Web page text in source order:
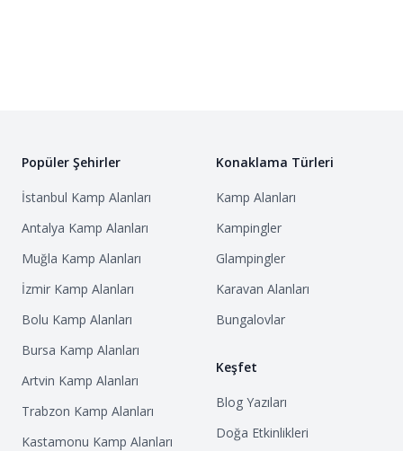
Popüler Şehirler
İstanbul Kamp Alanları
Antalya Kamp Alanları
Muğla Kamp Alanları
İzmir Kamp Alanları
Bolu Kamp Alanları
Bursa Kamp Alanları
Artvin Kamp Alanları
Trabzon Kamp Alanları
Kastamonu Kamp Alanları
Konaklama Türleri
Kamp Alanları
Kampingler
Glampingler
Karavan Alanları
Bungalovlar
Keşfet
Blog Yazıları
Doğa Etkinlikleri